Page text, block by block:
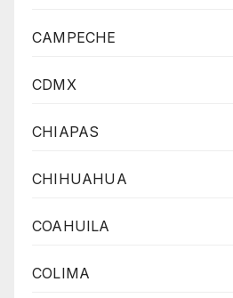
CAMPECHE
CDMX
CHIAPAS
CHIHUAHUA
COAHUILA
COLIMA